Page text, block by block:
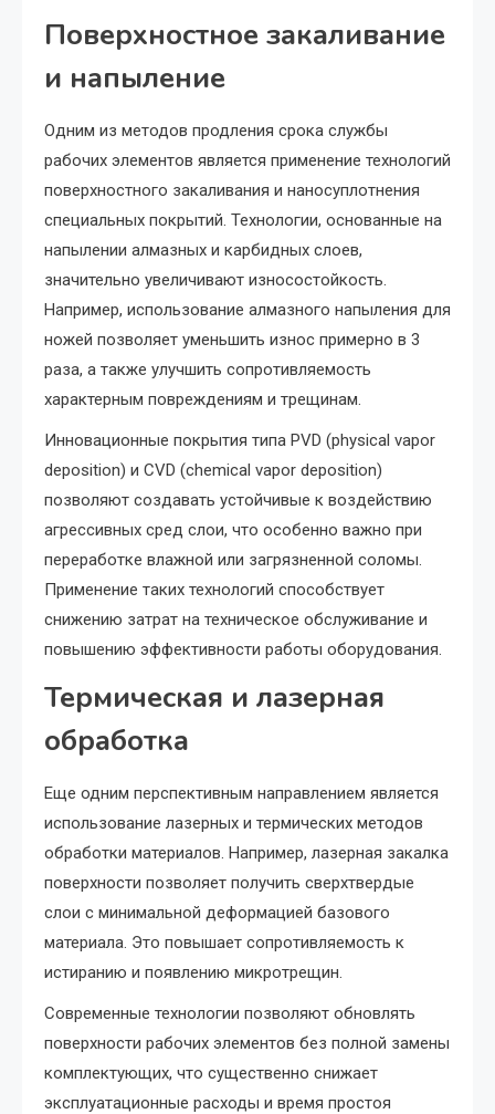
Поверхностное закаливание
и напыление
Одним из методов продления срока службы
рабочих элементов является применение технологий
поверхностного закаливания и наносуплотнения
специальных покрытий. Технологии, основанные на
напылении алмазных и карбидных слоев,
значительно увеличивают износостойкость.
Например, использование алмазного напыления для
ножей позволяет уменьшить износ примерно в 3
раза, а также улучшить сопротивляемость
характерным повреждениям и трещинам.
Инновационные покрытия типа PVD (physical vapor
deposition) и CVD (chemical vapor deposition)
позволяют создавать устойчивые к воздействию
агрессивных сред слои, что особенно важно при
переработке влажной или загрязненной соломы.
Применение таких технологий способствует
снижению затрат на техническое обслуживание и
повышению эффективности работы оборудования.
Термическая и лазерная
обработка
Еще одним перспективным направлением является
использование лазерных и термических методов
обработки материалов. Например, лазерная закалка
поверхности позволяет получить сверхтвердые
слои с минимальной деформацией базового
материала. Это повышает сопротивляемость к
истиранию и появлению микротрещин.
Современные технологии позволяют обновлять
поверхности рабочих элементов без полной замены
комплектующих, что существенно снижает
эксплуатационные расходы и время простоя